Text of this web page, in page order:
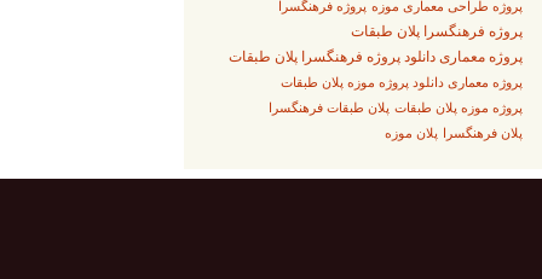
پروژه طراحی معماری موزه پروژه فرهنگسرا
پروژه فرهنگسرا پلان طبقات
پروژه معماری دانلود پروژه فرهنگسرا پلان طبقات
پروژه معماری دانلود پروژه موزه پلان طبقات
پروژه موزه پلان طبقات پلان طبقات فرهنگسرا
پلان فرهنگسرا پلان موزه